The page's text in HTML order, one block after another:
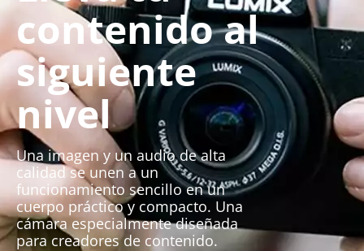
contenido al
siguiente
nivel
Una imagen y un audio de alta
calidad se unen a un
funcionamiento sencillo en un
cuerpo práctico y compacto. Una
cámara especialmente diseñada
para creadores de contenido.